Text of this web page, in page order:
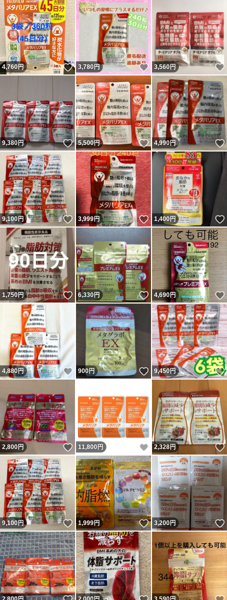
4,760円 いいね！
3,780円 いいね！
3,560円
9,380円 いいね！
5,500円 いいね！
4,990円
9,100円 いいね！
3,999円 いいね！
1,400円
1,750円 いいね！
6,330円 いいね！
4,690円
4,880円 いいね！
900円 いいね！
9,450円
2,800円 いいね！
11,800 円 いいね！
2,328円
9,100円 いいね！
1,999円 いいね！
3,200円